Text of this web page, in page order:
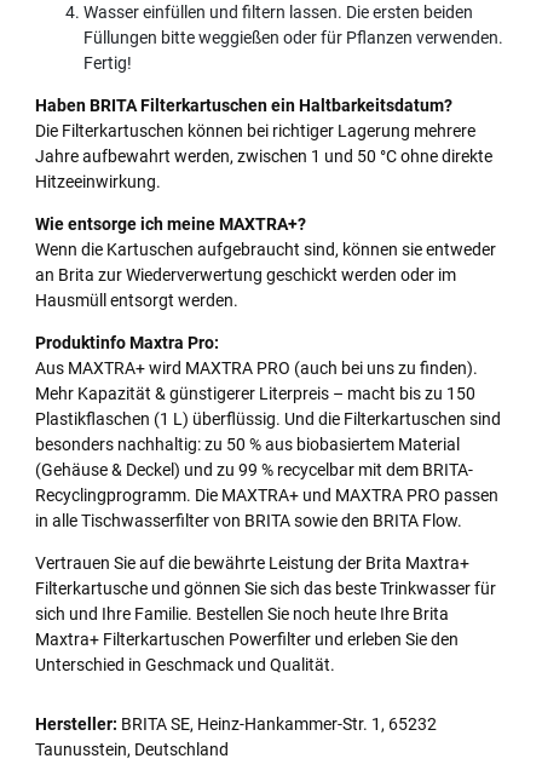
Wasser einfüllen und filtern lassen. Die ersten beiden
Füllungen bitte weggießen oder für Pflanzen verwenden.
Fertig!
Haben BRITA Filterkartuschen ein Haltbarkeitsdatum?
Die Filterkartuschen können bei richtiger Lagerung mehrere
Jahre aufbewahrt werden, zwischen 1 und 50 °C ohne direkte
Hitzeeinwirkung.
Wie entsorge ich meine MAXTRA+?
Wenn die Kartuschen aufgebraucht sind, können sie entweder
an Brita zur Wiederverwertung geschickt werden oder im
Hausmüll entsorgt werden.
Produktinfo Maxtra Pro:
Aus MAXTRA+ wird MAXTRA PRO (auch bei uns zu finden).
Mehr Kapazität & günstigerer Literpreis – macht bis zu 150
Plastikflaschen (1 L) überflüssig. Und die Filterkartuschen sind
besonders nachhaltig: zu 50 % aus biobasiertem Material
(Gehäuse & Deckel) und zu 99 % recycelbar mit dem BRITA-
Recyclingprogramm. Die MAXTRA+ und MAXTRA PRO passen
in alle Tischwasserfilter von BRITA sowie den BRITA Flow.
Vertrauen Sie auf die bewährte Leistung der Brita Maxtra+
Filterkartusche und gönnen Sie sich das beste Trinkwasser für
sich und Ihre Familie. Bestellen Sie noch heute Ihre Brita
Maxtra+ Filterkartuschen Powerfilter und erleben Sie den
Unterschied in Geschmack und Qualität.
Hersteller: BRITA SE, Heinz-Hankammer-Str. 1, 65232
Taunusstein, Deutschland